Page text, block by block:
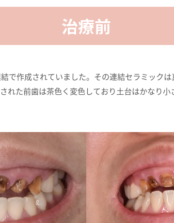
治療前
で作成されていました。その連結セラミック
れた前歯は茶色く変色しており土台はかなり